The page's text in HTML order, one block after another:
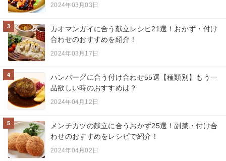
2024年03月03日
3
カオマンガイに合う献立レシピ21選！おかず・付け
合わせのおすすめを紹介！
2024年03月17日
4
ハンバーグに合う付け合わせ55選【種類別】もう一
品欲しい時のおすすめは？
2024年04月12日
5
メンチカツの献立に合うおかず25選！副菜・付け合
わせのおすすめをレシピで紹介！
2024年04月02日